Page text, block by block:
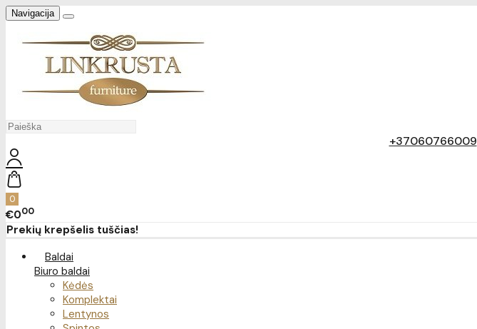
Navigacija
+37060766009
0
€000
Prekių krepšelis tuščias!
Baldai
Biuro baldai
Kėdės
Komplektai
Lentynos